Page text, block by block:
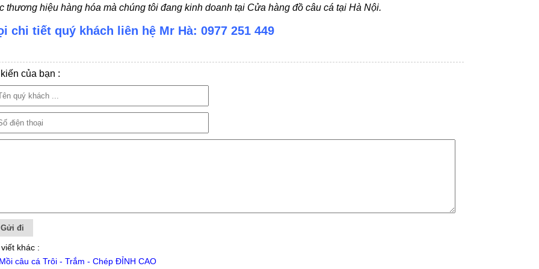
thương hiệu hàng hóa mà chúng tôi đang kinh doanh tại Cửa hàng đồ câu cá tại Hà Nội.
chi tiết quý khách liên hệ Mr Hà: 0977 251 449
của bạn :
viết khác :
Mồi câu cá Trôi - Trắm - Chép ĐỈNH CAO